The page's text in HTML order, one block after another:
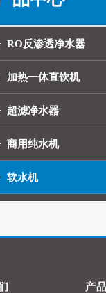
RO反渗透净水器
加热一体直饮机
超滤净水器
商用纯水机
软水机
产